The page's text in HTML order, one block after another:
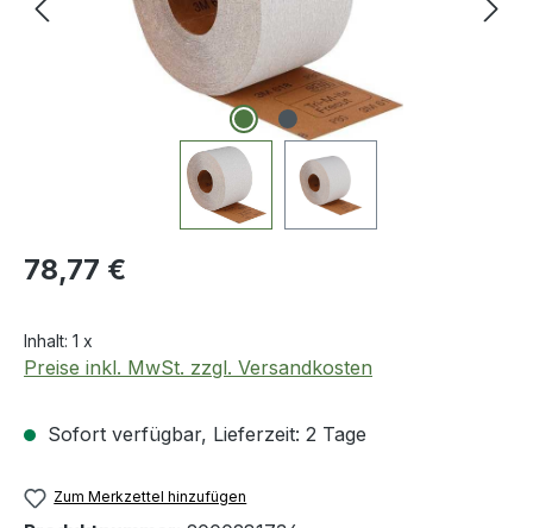
Regulärer Preis:
78,77 €
Inhalt: 1 x
Preise inkl. MwSt. zzgl. Versandkosten
Sofort verfügbar, Lieferzeit: 2 Tage
Zum Merkzettel hinzufügen